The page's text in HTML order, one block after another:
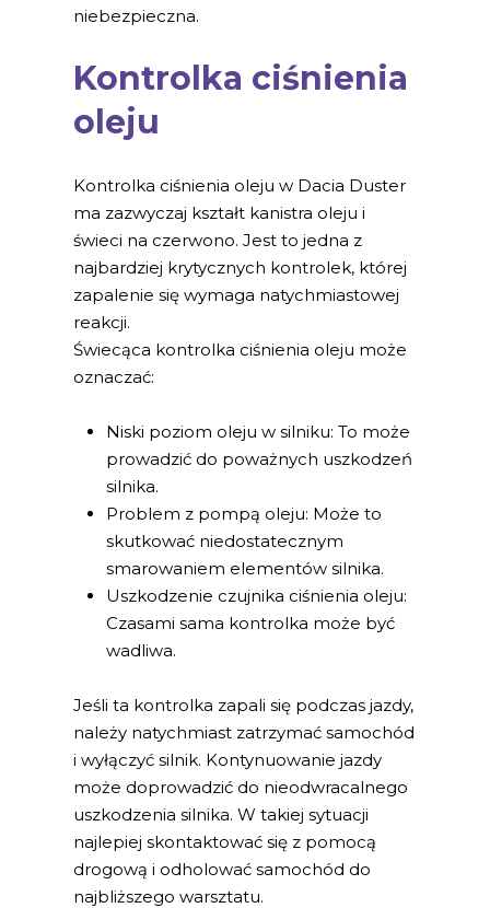
niebezpieczna.
Kontrolka ciśnienia
oleju
Kontrolka ciśnienia oleju w Dacia Duster
ma zazwyczaj kształt kanistra oleju i
świeci na czerwono. Jest to jedna z
najbardziej krytycznych kontrolek, której
zapalenie się wymaga natychmiastowej
reakcji.
Świecąca kontrolka ciśnienia oleju może
oznaczać:
Niski poziom oleju w silniku: To może
prowadzić do poważnych uszkodzeń
silnika.
Problem z pompą oleju: Może to
skutkować niedostatecznym
smarowaniem elementów silnika.
Uszkodzenie czujnika ciśnienia oleju:
Czasami sama kontrolka może być
wadliwa.
Jeśli ta kontrolka zapali się podczas jazdy,
należy natychmiast zatrzymać samochód
i wyłączyć silnik. Kontynuowanie jazdy
może doprowadzić do nieodwracalnego
uszkodzenia silnika. W takiej sytuacji
najlepiej skontaktować się z pomocą
drogową i odholować samochód do
najbliższego warsztatu.